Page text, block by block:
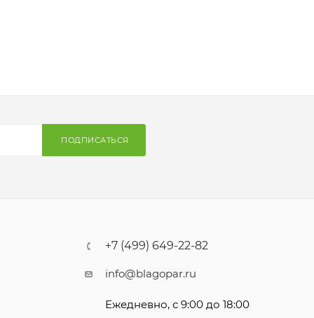
ПОДПИСАТЬСЯ
+7 (499) 649-22-82
info@blagopar.ru
Ежедневно, с 9:00 до 18:00